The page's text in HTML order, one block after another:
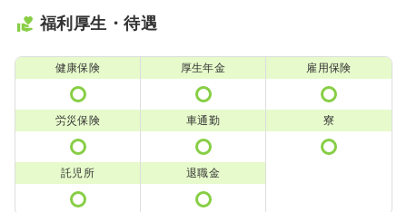
福利厚生・待遇
健康保険 厚生年金 雇用保険
労災保険 車通勤 寮
託児所 退職金